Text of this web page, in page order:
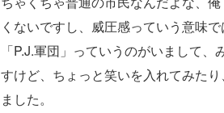
くないですし、威圧感っていう意味
「P.J.軍団」っていうのがいまして
すけど、ちょっと笑いを入れてみた
ました。